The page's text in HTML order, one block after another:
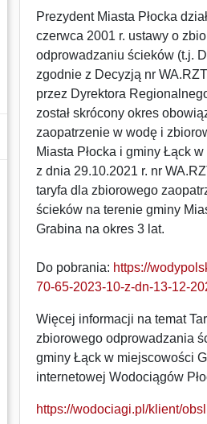
Prezydent Miasta Płocka
czerwca 2001 r. ustawy o
odprowadzaniu ścieków (t.j.
zgodnie z Decyzją nr
przez Dyrektora
został skrócony okres
zaopatrzenie w wodę i
Miasta Płocka i gminy Łąck
z dnia 29.10.2021 r. nr
taryfa dla zbiorowego
ścieków na terenie gminy
Grabina na okres 3 lat.
Do pobrania: https://
70-65-2023-10-z-dn-13-12-
Więcej informacji na temat
zbiorowego odprowadzania
gminy Łąck w miejscowości
internetowej Wodociągów
https://wodociagi.pl/klient/